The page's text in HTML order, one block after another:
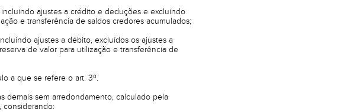
ajustes a crédito e deduções e excluindo
e transferência de saldos credores acumulados;
ajustes a débito, excluídos os ajustes a
de valor para utilização e transferência de
a que se refere o art. 3º.
demais sem arredondamento, calculado pela
considerando: